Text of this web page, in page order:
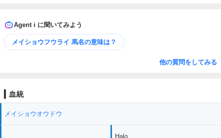
Agent i に聞いてみよう
メイショウフウライ 馬名の意味は？
他の質問をしてみる
血統
メイショウオウドウ
Halo